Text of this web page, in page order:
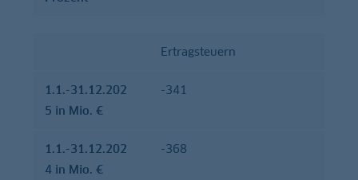
Ertragsteuern
1.1.-31.12.202
5 in Mio. €
-341
1.1.-31.12.202
4 in Mio. €
-368